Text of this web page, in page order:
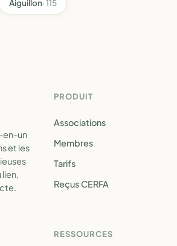
Aiguillon· 115
en-un
et les
lien,
PRODUIT
Associations
Membres
Tarifs
Reçus CERFA
RESSOURCES